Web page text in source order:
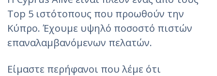
Top 5 ιστότοπους που προωθούν την
Κύπρο. Έχουμε υψηλό ποσοστό πιστών
επαναλαμβανόμενων πελατών.
Είμαστε περήφανοι που λέμε ότι